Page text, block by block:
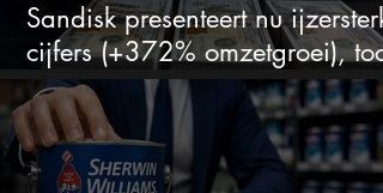
Sandisk presenteert nu
cijfers (+372% omzetgroei), toch
zakt het aandeel weg